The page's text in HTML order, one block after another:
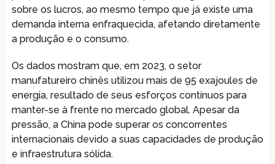
sobre os lucros, ao mesmo tempo que já existe uma
demanda interna enfraquecida, afetando diretamente
a produção e o consumo.
Os dados mostram que, em 2023, o setor
manufatureiro chinês utilizou mais de 95 exajoules de
energia, resultado de seus esforços contínuos para
manter-se à frente no mercado global. Apesar da
pressão, a China pode superar os concorrentes
internacionais devido a suas capacidades de produção
e infraestrutura sólida.